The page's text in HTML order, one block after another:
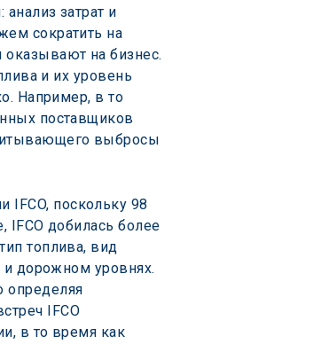
затрат и
сократить на
на бизнес.
и их уровень
Например, в то
поставщиков
выбросы
поскольку 98
IFCO добилась более
топлива, вид
и дорожном уровнях.
определяя
IFCO
в то время как